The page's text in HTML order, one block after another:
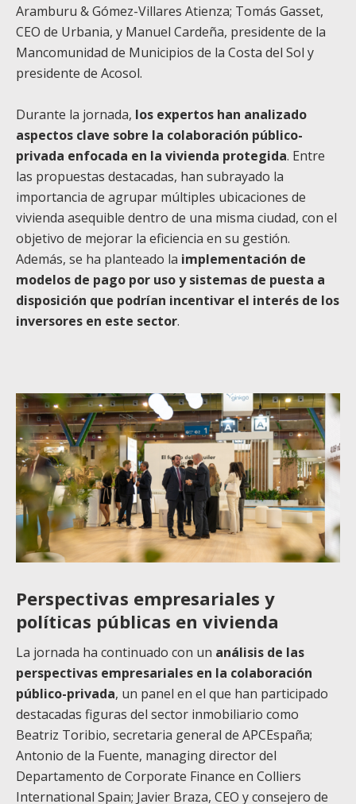
Aramburu & Gómez-Villares Atienza; Tomás Gasset,
CEO de Urbania, y Manuel Cardeña, presidente de la
Mancomunidad de Municipios de la Costa del Sol y
presidente de Acosol.
Durante la jornada, los expertos han analizado
aspectos clave sobre la colaboración público-
privada enfocada en la vivienda protegida. Entre
las propuestas destacadas, han subrayado la
importancia de agrupar múltiples ubicaciones de
vivienda asequible dentro de una misma ciudad, con el
objetivo de mejorar la eficiencia en su gestión.
Además, se ha planteado la implementación de
modelos de pago por uso y sistemas de puesta a
disposición que podrían incentivar el interés de los
inversores en este sector.
Perspectivas empresariales y
políticas públicas en vivienda
La jornada ha continuado con un análisis de las
perspectivas empresariales en la colaboración
público-privada, un panel en el que han participado
destacadas figuras del sector inmobiliario como
Beatriz Toribio, secretaria general de APCEspaña;
Antonio de la Fuente, managing director del
Departamento de Corporate Finance en Colliers
International Spain; Javier Braza, CEO y consejero de